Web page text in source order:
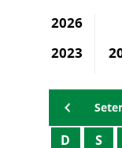
2026
2023
D S